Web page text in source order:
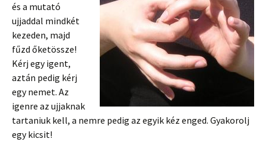
és a mutató
ujjaddal mindkét
kezeden, majd
fűzd őketössze!
Kérj egy igent,
aztán pedig kérj
egy nemet. Az
igenre az ujjaknak
tartaniuk kell, a nemre pedig az egyik kéz enged. Gyakorolj
egy kicsit!